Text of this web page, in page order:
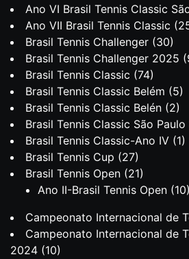
Ano VI Brasil Tennis Classic
Ano VII Brasil Tennis Classic
Brasil Tennis Challenger (30)
Brasil Tennis Challenger 2025
Brasil Tennis Classic (74)
Brasil Tennis Classic Belém (5)
Brasil Tennis Classic Belén (2)
Brasil Tennis Classic São Paulo
Brasil Tennis Classic-Ano IV (1)
Brasil Tennis Cup (27)
Brasil Tennis Open (21)
Ano II-Brasil Tennis Open (10)
Campeonato Internacional de
Campeonato Internacional de
2024 (10)